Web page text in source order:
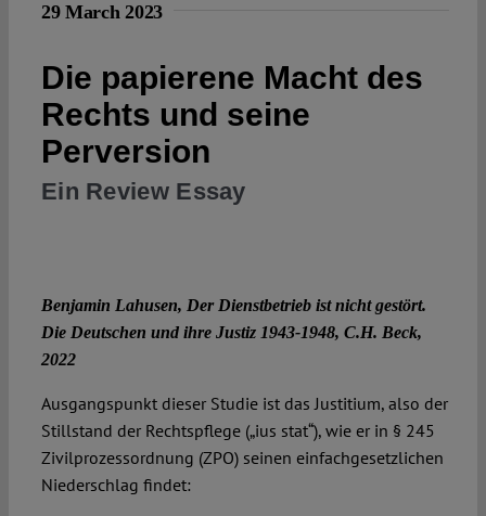
29 March 2023
Die papierene Macht des
Rechts und seine
Perversion
Ein Review Essay
Benjamin Lahusen, Der Dienstbetrieb ist nicht gestört.
Die Deutschen und ihre Justiz 1943-1948, C.H. Beck,
2022
Ausgangspunkt dieser Studie ist das Justitium, also der
Stillstand der Rechtspflege („ius stat“), wie er in § 245
Zivilprozessordnung (ZPO) seinen einfachgesetzlichen
Niederschlag findet: